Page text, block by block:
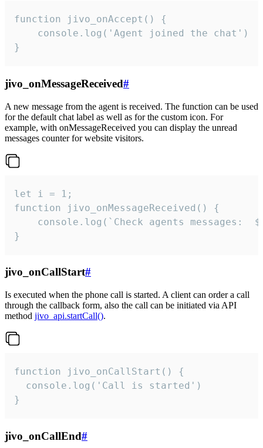
function jivo_onAccept() {
}
jivo_onMessageReceived#
A new message from the agent is received. The function can be used
for the default chat label as well as for the custom icon. For
example, with onMessageReceived you can display the unread
messages counter for website visitors.
let i = 1;
function jivo_onMessageReceived() {
}
jivo_onCallStart#
Is executed when the phone call is started. A client can order a call
through the callback form, also the call can be initiated via API
method jivo_api.startCall().
function jivo_onCallStart() {
  console.log('Call is started')
}
jivo_onCallEnd#